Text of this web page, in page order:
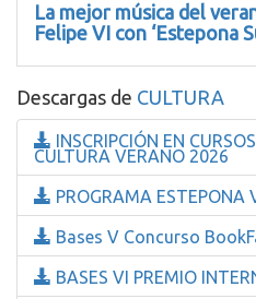
La mejor música del
Felipe VI con ‘Estepona
Descargas de CULTURA
INSCRIPCIÓN EN
CULTURA VERANO 2026
PROGRAMA ESTEPONA
Bases V Concurso
BASES VI PREMIO